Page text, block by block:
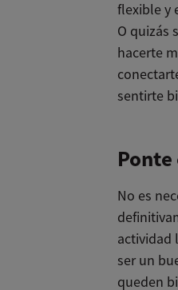
flexible y
O quizás
hacerte
sentirte
No es
actividad
ser un
queden